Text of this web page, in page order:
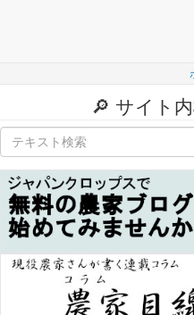
🔎 サイト